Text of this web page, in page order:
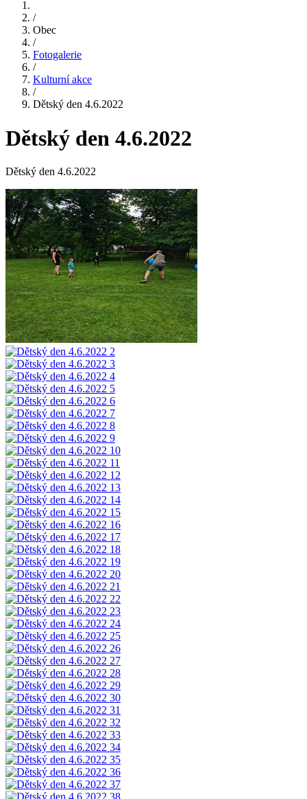
/
Obec
/
Fotogalerie
/
Kulturní akce
/
Dětský den 4.6.2022
Dětský den 4.6.2022
Dětský den 4.6.2022